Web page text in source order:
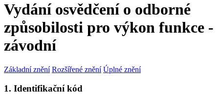
Vydání osvědčení o odborné
způsobilosti pro výkon funkce -
závodní
Základní znění Rozšířené znění Úplné znění
1. Identifikační kód